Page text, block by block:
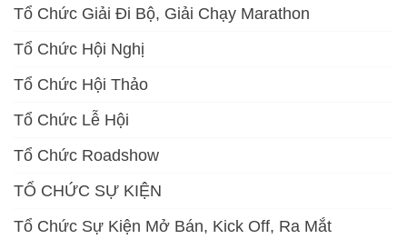
Tổ Chức Giải Đi Bộ, Giải Chạy Marathon
Tổ Chức Hội Nghị
Tổ Chức Hội Thảo
Tổ Chức Lễ Hội
Tổ Chức Roadshow
TỔ CHỨC SỰ KIỆN
Tổ Chức Sự Kiện Mở Bán, Kick Off, Ra Mắt